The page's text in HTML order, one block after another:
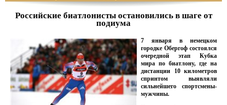
Российские биатлонисты остановились в шаге от
подиума
7 января в немецком
городке Обергоф состоялся
очередной этап Кубка
мира по биатлону, где на
дистанции 10 километров
спринтом выявляли
сильнейшего спортсмены-
мужчины.